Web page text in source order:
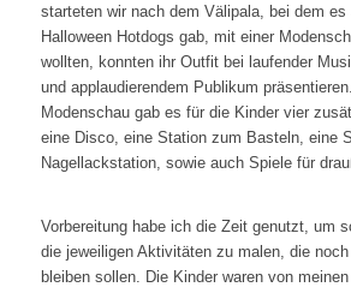
starteten wir nach dem Välipala, bei dem
Halloween Hotdogs gab, mit einer
wollten, konnten ihr Outfit bei laufender
und applaudierendem Publikum
Modenschau gab es für die Kinder vier
eine Disco, eine Station zum Basteln, eine
Nagellackstation, sowie auch Spiele für
Vorbereitung habe ich die Zeit genutzt, um
die jeweiligen Aktivitäten zu malen, die
bleiben sollen. Die Kinder waren von